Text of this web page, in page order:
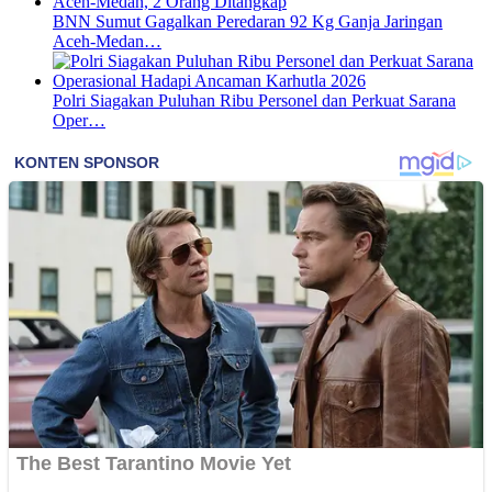
BNN Sumut Gagalkan Peredaran 92 Kg Ganja Jaringan
Aceh-Medan…
Polri Siagakan Puluhan Ribu Personel dan Perkuat Sarana
Oper…